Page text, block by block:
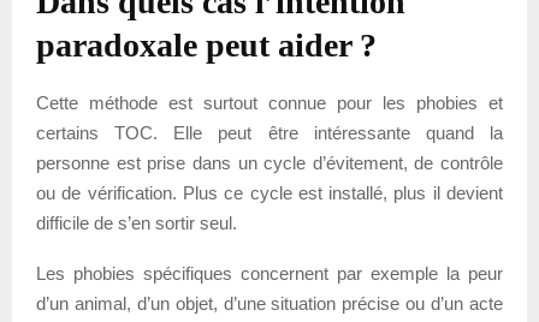
paradoxale peut aider ?
Cette méthode est surtout connue pour les phobies et
certains TOC. Elle peut être intéressante quand la
personne est prise dans un cycle d’évitement, de contrôle
ou de vérification. Plus ce cycle est installé, plus il devient
difficile de s’en sortir seul.
Les phobies spécifiques concernent par exemple la peur
d’un animal, d’un objet, d’une situation précise ou d’un acte